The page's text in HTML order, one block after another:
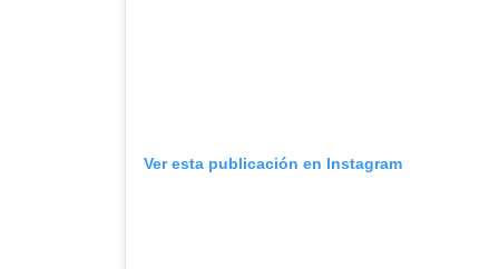
Ver esta publicación en Instagram